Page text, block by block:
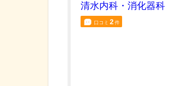
清水内科・消化器科
口コミ 2件